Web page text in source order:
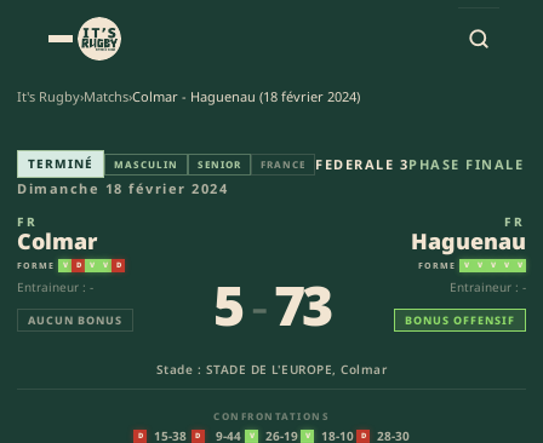
It's Rugby›Matchs›Colmar - Haguenau (18 février 2024)
Colmar - Haguenau (5-73) |
TERMINÉ MASCULIN SENIOR FRANCE FEDERALE 3PHASE FINALE
Dimanche 18 février 2024
FR
Colmar
FORME V D V V D
Entraineur : -
AUCUN BONUS
Stade : STADE DE L'EUROPE, Colmar
5-73
CONFRONTATIONS
D 15-38 D 9-44 V 26-19 V 18-10 D 28-30
FR
Haguenau
FORME V V V V V
Entraineur : -
BONUS OFFENSIF